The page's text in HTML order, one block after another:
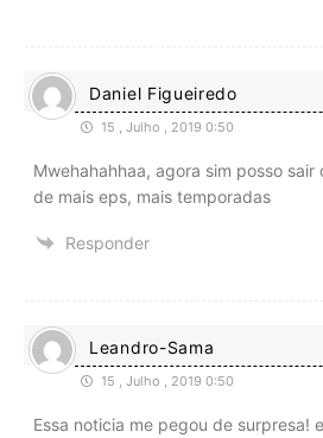
Daniel Figueiredo
15 , Julho , 2019 0:50
Mwehahahhaa, agora sim posso sair
de mais eps, mais temporadas
Responder
Leandro-Sama
15 , Julho , 2019 0:50
Essa noticia me pegou de surpresa!